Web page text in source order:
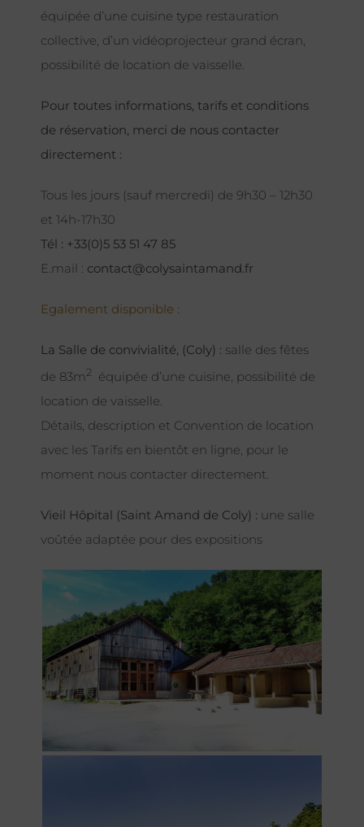
équipée d’une cuisine type restauration
collective, d’un vidéoprojecteur grand écran,
possibilité de location de vaisselle.
Pour toutes informations, tarifs et conditions
de réservation, merci de nous contacter
directement :
Tous les jours (sauf mercredi) de 9h30 – 12h30
et 14h-17h30
Tél : +33(0)5 53 51 47 85
E.mail : contact@colysaintamand.fr
Egalement disponible :
La Salle de convivialité, (Coly) : salle des fêtes
de 83m2
équipée d’une cuisine, possibilité de
location de vaisselle.
Détails, description et Convention de location
avec les Tarifs en bientôt en ligne, pour le
moment nous contacter directement.
Vieil Hôpital (Saint Amand de Coly) : une salle
voûtée adaptée pour des expositions